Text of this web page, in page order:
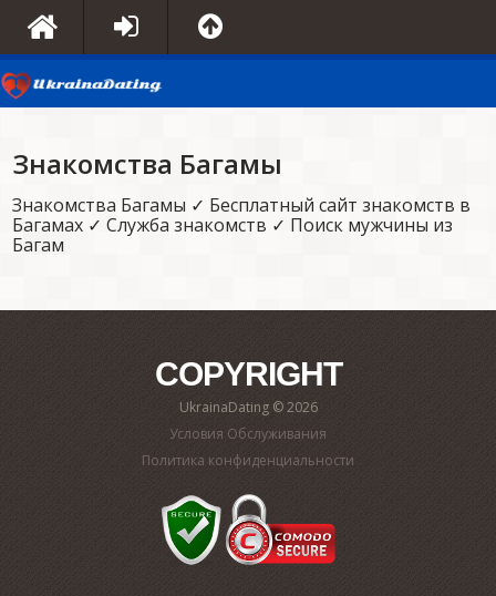
Знакомства Багамы
Знакомства Багамы ✓ Бесплатный сайт знакомств в
Багамах ✓ Служба знакомств ✓ Поиск мужчины из
Багам
COPYRIGHT
UkrainaDating © 2026
Условия Обслуживания
Политика конфиденциальности